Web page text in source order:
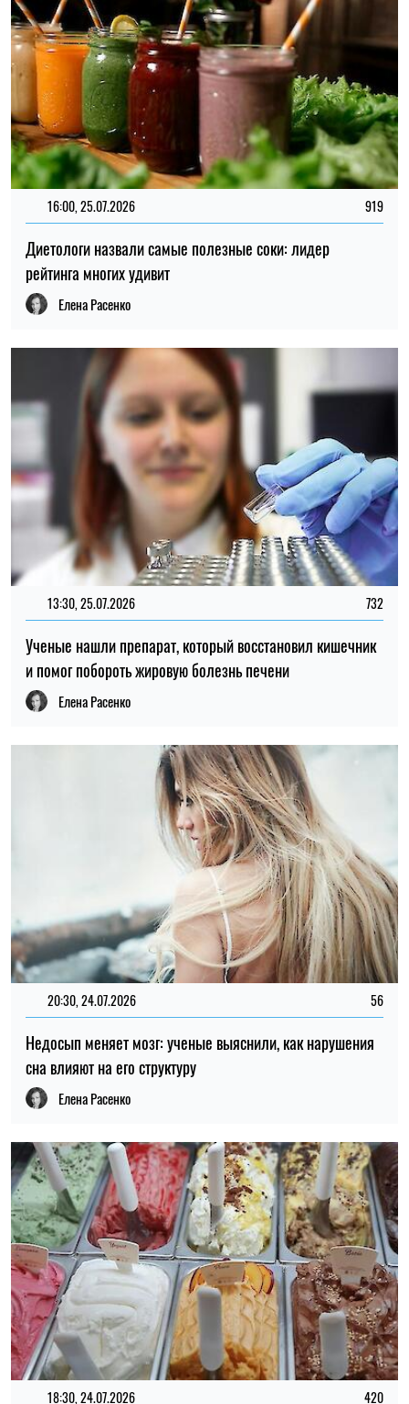
16:00, 25.07.2026 919
Диетологи назвали самые полезные соки: лидер
рейтинга многих удивит
Елена Расенко
13:30, 25.07.2026 732
Ученые нашли препарат, который восстановил кишечник
и помог побороть жировую болезнь печени
Елена Расенко
20:30, 24.07.2026 56
Недосып меняет мозг: ученые выяснили, как нарушения
сна влияют на его структуру
Елена Расенко
18:30, 24.07.2026 420